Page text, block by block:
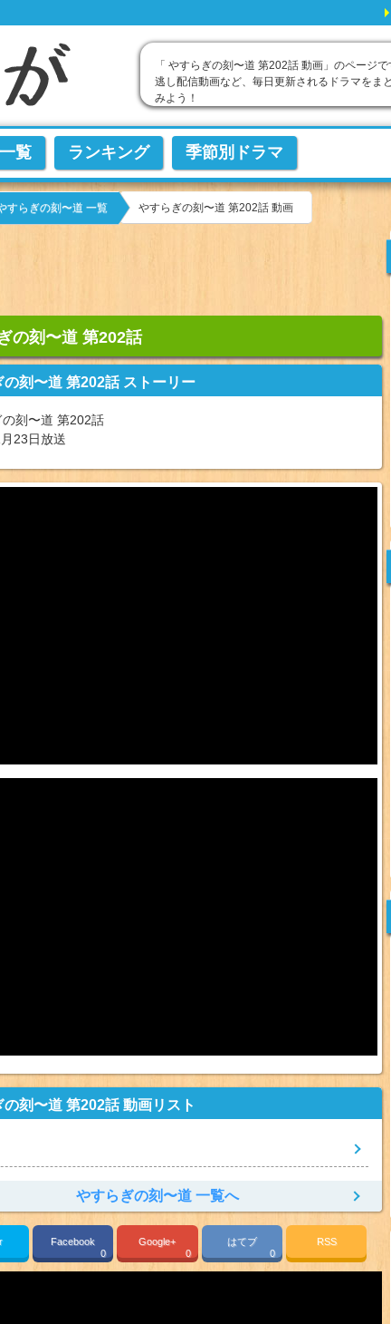
「 やすらぎの刻〜道 第202話 動画」のページ
逃し配信動画など、毎日更新されるドラマをま
みよう！
覧 ランキング 季節別ドラマ
すらぎの刻〜道 一覧 やすらぎの刻〜道 第202話 動画
の刻〜道 第202話
の刻〜道 第202話 ストーリー
刻〜道 第202話
23日放送
の刻〜道 第202話 動画リスト
やすらぎの刻〜道 一覧へ
Facebook
0
Google+
0
はてブ
0
RSS